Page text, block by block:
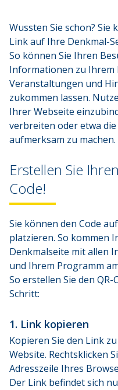
Wussten Sie schon?
Link auf Ihre Denkmal-
So können Sie Ihren
Informationen zu Ihrem
Veranstaltungen und
zukommen lassen.
Ihrer Webseite
verbreiten oder etwa
aufmerksam zu machen.
Erstellen Sie
Code!
Sie können den Code
platzieren. So kommen
Denkmalseite mit allen
und Ihrem Programm
So erstellen Sie den
Schritt:
1. Link kopieren
Kopieren Sie den Link
Website. Rechtsklicken
Adresszeile Ihres
Der Link befindet sich